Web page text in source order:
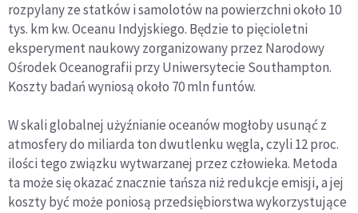
rozpylany ze statków i samolotów na powierzchni około 10
tys. km kw. Oceanu Indyjskiego. Będzie to pięcioletni
eksperyment naukowy zorganizowany przez Narodowy
Ośrodek Oceanografii przy Uniwersytecie Southampton.
Koszty badań wyniosą około 70 mln funtów.
W skali globalnej użyźnianie oceanów mogłoby usunąć z
atmosfery do miliarda ton dwutlenku węgla, czyli 12 proc.
ilości tego związku wytwarzanej przez człowieka. Metoda
ta może się okazać znacznie tańsza niż redukcje emisji, a jej
koszty być może poniosą przedsiębiorstwa wykorzystujące